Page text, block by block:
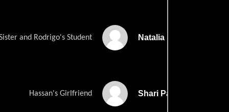
and Rodrigo's Student Natalia Laspina
Hassan's Girlfriend Shari Page